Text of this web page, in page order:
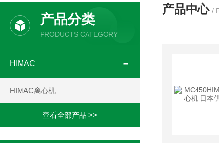
产品分类
PRODUCTS CATEGORY
HIMAC
HIMAC离心机
查看全部产品 >>
产品中心 /